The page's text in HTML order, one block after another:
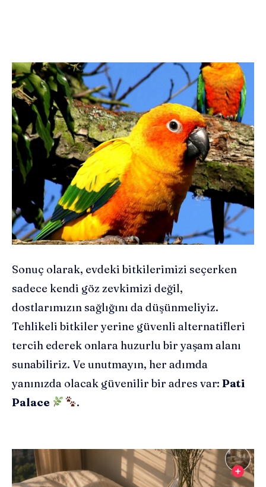
Sonuç olarak, evdeki bitkilerimizi seçerken
sadece kendi göz zevkimizi değil,
dostlarımızın sağlığını da düşünmeliyiz.
Tehlikeli bitkiler yerine güvenli alternatifleri
tercih ederek onlara huzurlu bir yaşam alanı
sunabiliriz. Ve unutmayın, her adımda
yanınızda olacak güvenilir bir adres var: Pati
Palace
.